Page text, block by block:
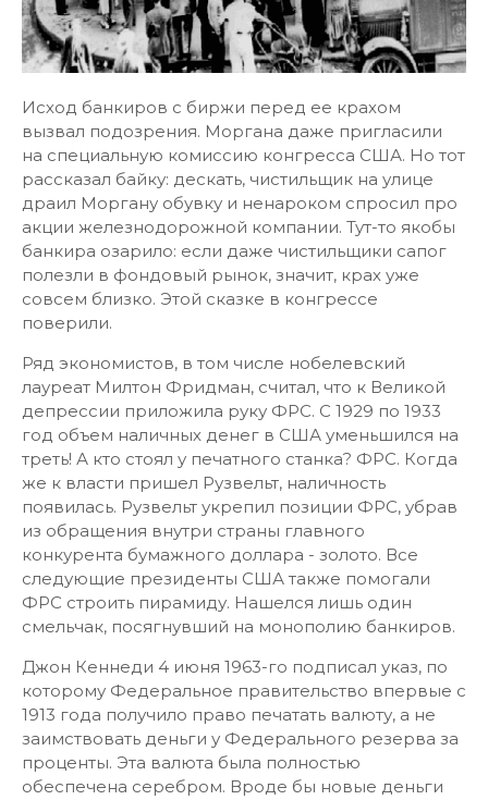
Исход банкиров с биржи перед ее крахом
вызвал подозрения. Моргана даже пригласили
на специальную комиссию конгресса США. Но тот
рассказал байку: дескать, чистильщик на улице
драил Моргану обувку и ненароком спросил про
акции железнодорожной компании. Тут-то якобы
банкира озарило: если даже чистильщики сапог
полезли в фондовый рынок, значит, крах уже
совсем близко. Этой сказке в конгрессе
поверили.
Ряд экономистов, в том числе нобелевский
лауреат Милтон Фридман, считал, что к Великой
депрессии приложила руку ФРС. С 1929 по 1933
год объем наличных денег в США уменьшился на
треть! А кто стоял у печатного станка? ФРС. Когда
же к власти пришел Рузвельт, наличность
появилась. Рузвельт укрепил позиции ФРС, убрав
из обращения внутри страны главного
конкурента бумажного доллара - золото. Все
следующие президенты США также помогали
ФРС строить пирамиду. Нашелся лишь один
смельчак, посягнувший на монополию банкиров.
Джон Кеннеди 4 июня 1963-го подписал указ, по
которому Федеральное правительство впервые с
1913 года получило право печатать валюту, а не
заимствовать деньги у Федерального резерва за
проценты. Эта валюта была полностью
обеспечена серебром. Вроде бы новые деньги